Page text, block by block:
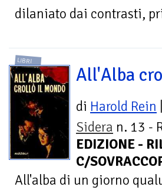
dilaniato dai contrasti,
LIBRI
All'Alba
di Harold Rein
Sidera n. 13 -
EDIZIONE -
C/
All'alba di un giorno